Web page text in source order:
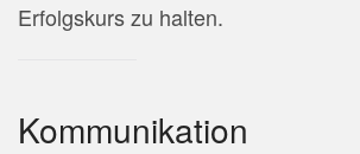
Erfolgskurs zu halten.
Kommunikation